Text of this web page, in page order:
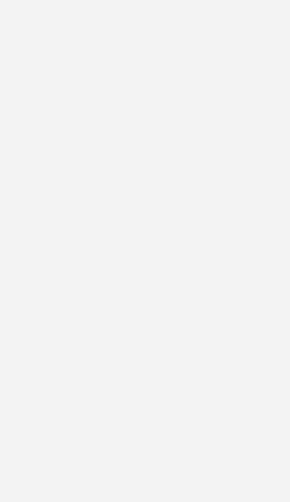
mit dem ERE
Sie regelmäßig von uns
und Neuigkeiten, gebündelt und